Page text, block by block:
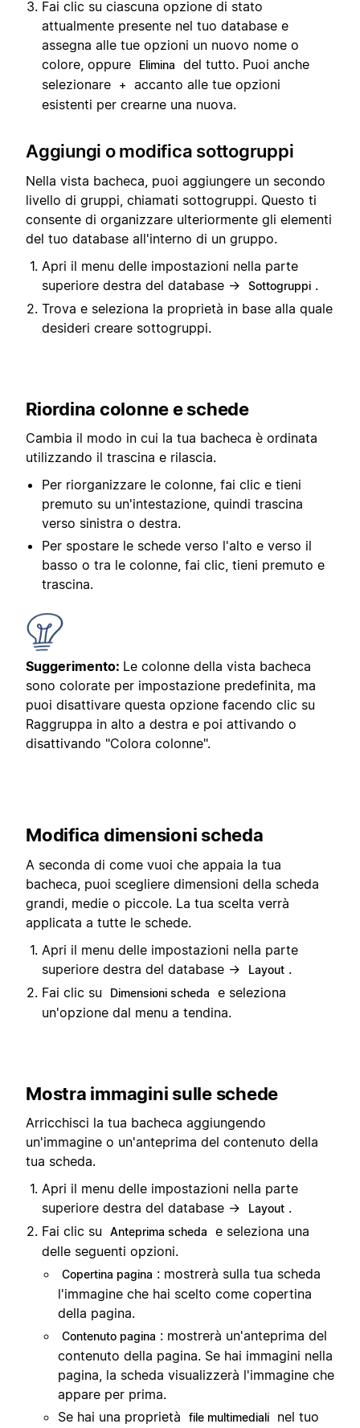
Fai clic su ciascuna opzione di stato
attualmente presente nel tuo database e
assegna alle tue opzioni un nuovo nome o
colore, oppure
Elimina
del tutto. Puoi anche
selezionare
+
accanto alle tue opzioni
esistenti per crearne una nuova.
Aggiungi o modifica sottogruppi
Nella vista bacheca, puoi aggiungere un secondo
livello di gruppi, chiamati sottogruppi. Questo ti
consente di organizzare ulteriormente gli elementi
del tuo database all'interno di un gruppo.
Apri il menu delle impostazioni nella parte
superiore destra del database →
Sottogruppi .
Trova e seleziona la proprietà in base alla quale
desideri creare sottogruppi.
Riordina colonne e schede
Cambia il modo in cui la tua bacheca è ordinata
utilizzando il trascina e rilascia.
Per riorganizzare le colonne, fai clic e tieni
premuto su un'intestazione, quindi trascina
verso sinistra o destra.
Per spostare le schede verso l'alto e verso il
basso o tra le colonne, fai clic, tieni premuto e
trascina.
Suggerimento: Le colonne della vista bacheca
sono colorate per impostazione predefinita, ma
puoi disattivare questa opzione facendo clic su
Raggruppa in alto a destra e poi attivando o
disattivando "Colora colonne".
Modifica dimensioni scheda
A seconda di come vuoi che appaia la tua
bacheca, puoi scegliere dimensioni della scheda
grandi, medie o piccole. La tua scelta verrà
applicata a tutte le schede.
Apri il menu delle impostazioni nella parte
superiore destra del database →
Layout .
Fai clic su
Dimensioni scheda
e seleziona
un'opzione dal menu a tendina.
Mostra immagini sulle schede
Arricchisci la tua bacheca aggiungendo
un'immagine o un'anteprima del contenuto della
tua scheda.
Apri il menu delle impostazioni nella parte
superiore destra del database →
Layout .
Fai clic su
Anteprima scheda
e seleziona una
delle seguenti opzioni.
Copertina pagina : mostrerà sulla tua scheda
l'immagine che hai scelto come copertina
della pagina.
Contenuto pagina : mostrerà un'anteprima del
contenuto della pagina. Se hai immagini nella
pagina, la scheda visualizzerà l'immagine che
appare per prima.
Se hai una proprietà
file multimediali
nel tuo